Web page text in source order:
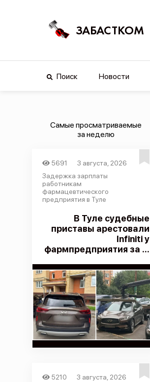
ЗАБАСТКОМ
Поиск Новости
Самые просматриваемые
за неделю
5691
3 августа, 2026
Задержка зарплаты
работникам
фармацевтического
предприятия в Туле
В Туле судебные
приставы арестовали
Infiniti у
фармпредприятия за ...
5210
3 августа, 2026